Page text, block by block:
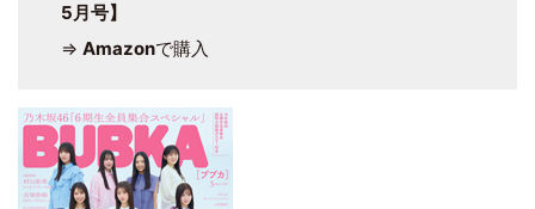
5月号】
⇒ Amazonで購入